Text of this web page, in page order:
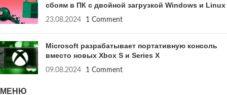
сбоям в ПК с двойной загрузкой Windows и Linux
23.08.2024 1 Comment
Microsoft разрабатывает портативную консоль
вместо новых Xbox S и Series X
09.08.2024 1 Comment
МЕНЮ